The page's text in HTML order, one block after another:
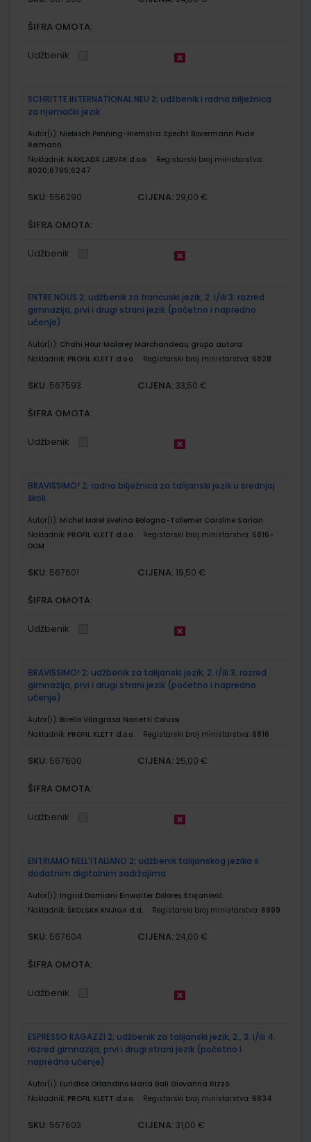
ŠIFRA OMOTA:
Udžbenik
SCHRITTE INTERNATIONAL NEU 2; udžbenik i radna bilježnica
za njemački jezik
Autor(i): Niebisch Penning-Hiemstra Specht Bovermann Pude
Reimann
Nakladnik: NAKLADA LJEVAK d.o.o.
Registarski broj ministarstva:
8020;6766;6247
SKU: 556290 CIJENA: 29,00 €
ŠIFRA OMOTA:
Udžbenik
ENTRE NOUS 2; udžbenik za francuski jezik, 2. i/ili 3. razred
gimnazija, prvi i drugi strani jezik (početno i napredno
učenje)
Autor(i): Chahi Hour Malorey Marchandeau grupa autora
Nakladnik: PROFIL KLETT d.o.o. Registarski broj ministarstva: 6828
SKU: 567593 CIJENA: 33,50 €
ŠIFRA OMOTA:
Udžbenik
BRAVISSIMO! 2; radna bilježnica za talijanski jezik u srednjoj
školi
Autor(i): Michel Morel Evelina Bologna-Tollemer Caroline Sarian
Nakladnik: PROFIL KLETT d.o.o. Registarski broj ministarstva: 6816-
DOM
SKU: 567601 CIJENA: 19,50 €
ŠIFRA OMOTA:
Udžbenik
BRAVISSIMO! 2; udžbenik za talijanski jezik, 2. i/ili 3. razred
gimnazija, prvi i drugi strani jezik (početno i napredno
učenje)
Autor(i): Birello Vilagrasa Nanetti Colussi
Nakladnik: PROFIL KLETT d.o.o. Registarski broj ministarstva: 6816
SKU: 567600 CIJENA: 25,00 €
ŠIFRA OMOTA:
Udžbenik
ENTRIAMO NELL'ITALIANO 2; udžbenik talijanskog jezika s
dodatnim digitalnim sadržajima
Autor(i): Ingrid Damiani Einwalter Dolores Stojanović
Nakladnik: ŠKOLSKA KNJIGA d.d. Registarski broj ministarstva: 6999
SKU: 567604 CIJENA: 24,00 €
ŠIFRA OMOTA:
Udžbenik
ESPRESSO RAGAZZI 2; udžbenik za talijanski jezik, 2., 3. i/ili 4.
razred gimnazija, prvi i drugi strani jezik (početno i
napredno učenje)
Autor(i): Euridice Orlandino Maria Bali Giovanna Rizzo
Nakladnik: PROFIL KLETT d.o.o. Registarski broj ministarstva: 6834
SKU: 567603 CIJENA: 31,00 €